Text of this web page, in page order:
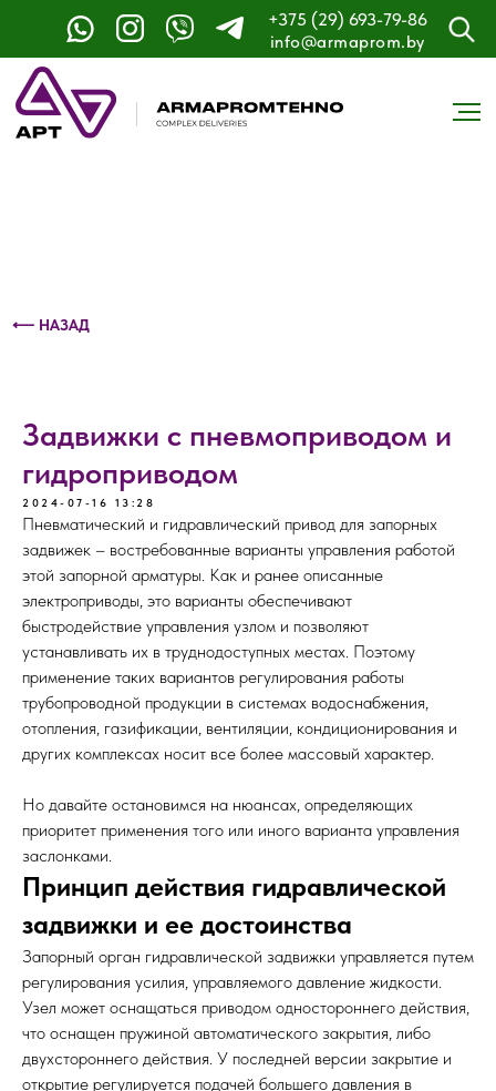
+375 (29) 693-79-86
info@armaprom.by
Контактный телефон: +375 (29) 693-79-86
⟵ НАЗАД
Задвижки с пневмоприводом и
гидроприводом
2024-07-16 13:28
Пневматический и гидравлический привод для запорных
задвижек – востребованные варианты управления работой
этой запорной арматуры. Как и ранее описанные
электроприводы, это варианты обеспечивают
быстродействие управления узлом и позволяют
устанавливать их в труднодоступных местах. Поэтому
применение таких вариантов регулирования работы
трубопроводной продукции в системах водоснабжения,
отопления, газификации, вентиляции, кондиционирования и
других комплексах носит все более массовый характер.
Но давайте остановимся на нюансах, определяющих
приоритет применения того или иного варианта управления
заслонками.
Принцип действия гидравлической
задвижки и ее достоинства
Запорный орган гидравлической задвижки управляется путем
регулирования усилия, управляемого давление жидкости.
Узел может оснащаться приводом одностороннего действия,
что оснащен пружиной автоматического закрытия, либо
двухстороннего действия. У последней версии закрытие и
открытие регулируется подачей большего давления в